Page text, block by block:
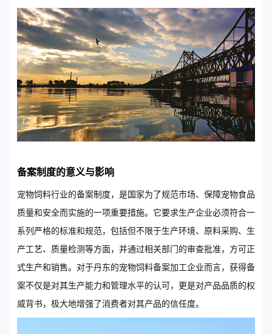
备案制度的意义与影响
宠物饲料行业的备案制度，是国家为了规范市场、保障宠物食品
质量和安全而实施的一项重要措施。它要求生产企业必须符合一
系列严格的标准和规范，包括但不限于生产环境、原料采购、生
产工艺、质量检测等方面，并通过相关部门的审查批准，方可正
式生产和销售。对于丹东的宠物饲料备案加工企业而言，获得备
案不仅是对其生产能力和管理水平的认可，更是对产品品质的权
威背书，极大地增强了消费者对其产品的信任度。